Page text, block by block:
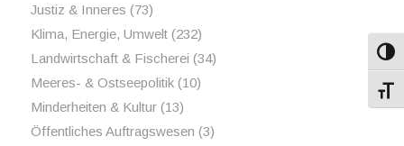
Justiz & Inneres (73)
Klima, Energie, Umwelt(232)
Landwirtschaft & Fischerei (34)
Meeres- & Ostseepolitik(10)
Minderheiten & Kultur(13)
Öffentliches Auftragswesen (3)